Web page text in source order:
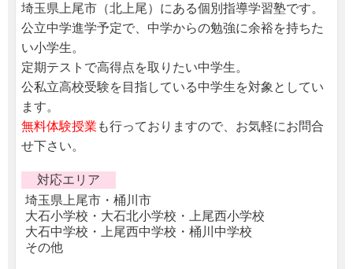
埼玉県上尾市（北上尾）にある個別指導学習塾です。
公立中学進学予定で、中学からの勉強に余裕を持ちた
い小学生。
定期テストで高得点を取りたい中学生。
公私立高校受験を目指している中学生を対象としてい
ます。
無料体験授業 も行っておりますので、お気軽にお問合
せ下さい。
対応エリア
埼玉県上尾市・桶川市
大石小学校・大石北小学校・上尾西小学校
大石中学校・上尾西中学校・桶川中学校
その他